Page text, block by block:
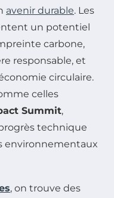
avenir durable. Les
un potentiel
carbone,
responsable, et
circulaire.
celles
Summit,
technique
environnementaux
, on trouve des